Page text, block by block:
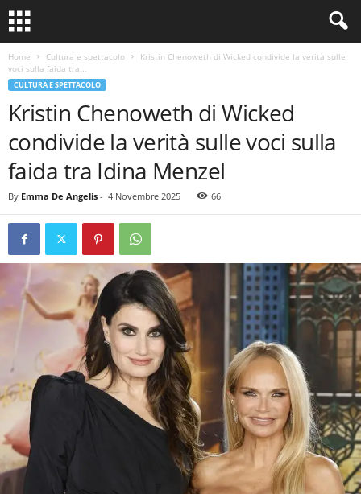
Home Cultura e spettacolo
Kristin Chenoweth di Wicked condivide la verità sulle
voci sulla faida tra...
CULTURA E SPETTACOLO
Kristin Chenoweth di Wicked
condivide la verità sulle voci sulla
faida tra Idina Menzel
By Emma De Angelis - 4 Novembre 2025 66